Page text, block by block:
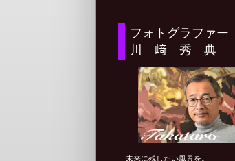
フォトグラファー
川 﨑 秀 典
未来に残したい風景を。